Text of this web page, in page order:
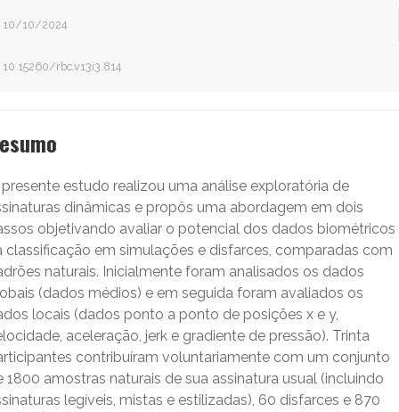
10/10/2024
10.15260/rbc.v13i3.814
estudo realizou uma análise exploratória de
dinâmicas e propôs uma abordagem em dois
objetivando avaliar o potencial dos dados biométricos
classificação em simulações e disfarces, comparadas com
naturais. Inicialmente foram analisados os dados
(dados médios) e em seguida foram avaliados os
locais (dados ponto a ponto de posições x e y,
aceleração, jerk e gradiente de pressão). Trinta
contribuíram voluntariamente com um conjunto
1800 amostras naturais de sua assinatura usual (incluindo
legíveis, mistas e estilizadas), 60 disfarces e 870